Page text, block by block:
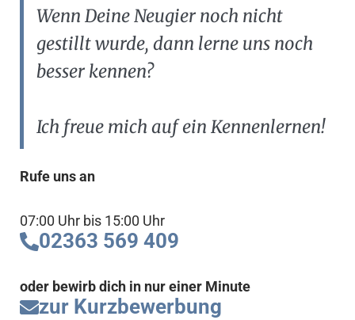
Wenn Deine Neugier noch nicht
gestillt wurde, dann lerne uns noch
besser kennen?
Ich freue mich auf ein Kennenlernen!
Rufe uns an
07:00 Uhr bis 15:00 Uhr
02363 569 409
oder bewirb dich in nur einer Minute
zur Kurzbewerbung